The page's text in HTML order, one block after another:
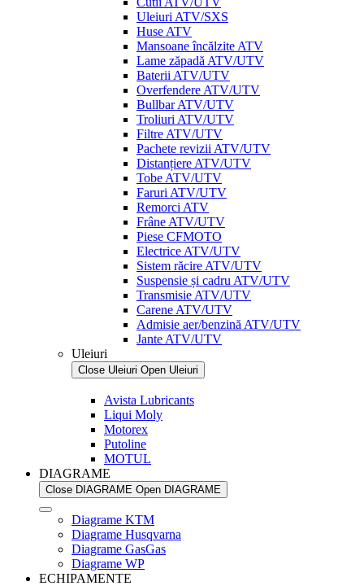
Uleiuri ATV/SXS
Huse ATV
Mansoane încălzite ATV
Lame zăpadă ATV/UTV
Baterii ATV/UTV
Overfendere ATV/UTV
Bullbar ATV/UTV
Troliuri ATV/UTV
Filtre ATV/UTV
Pachete revizii ATV/UTV
Distanțiere ATV/UTV
Tobe ATV/UTV
Faruri ATV/UTV
Remorci ATV
Frâne ATV/UTV
Piese CFMOTO
Electrice ATV/UTV
Sistem răcire ATV/UTV
Suspensie și cadru ATV/UTV
Transmisie ATV/UTV
Carene ATV/UTV
Admisie aer/benzină ATV/UTV
Jante ATV/UTV
Uleiuri
Close Uleiuri Open Uleiuri
Avista Lubricants
Liqui Moly
Motorex
Putoline
MOTUL
DIAGRAME
Close DIAGRAME Open DIAGRAME
Diagrame KTM
Diagrame Husqvarna
Diagrame GasGas
Diagrame WP
ECHIPAMENTE